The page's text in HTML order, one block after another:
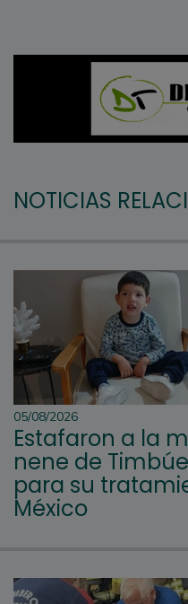
NOTICIAS
05/08/2026
Estafaron a la
nene de
para su
México